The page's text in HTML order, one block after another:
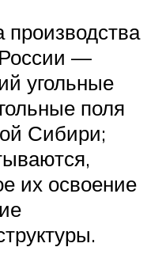
России —
угольные
поля
Сибири;
их освоение